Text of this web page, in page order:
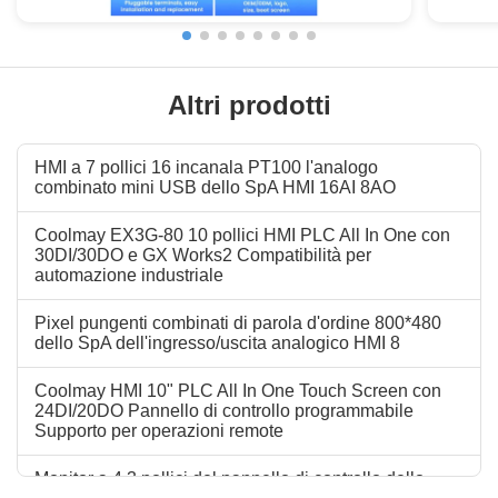
VIDEO
Controller All-In-One HMI PLC Serie
Coolmay EX3U da 4.3 pollici con
12DI/12DO e RS232 RS485 per
l'automazione industriale
Ottieni Il Miglior Prezzo
PLC
Altri prodotti
HMI a 7 pollici 16 incanala PT100 l'analogo
combinato mini USB dello SpA HMI 16AI 8AO
Coolmay EX3G-80 10 pollici HMI PLC All In One con
30DI/30DO e GX Works2 Compatibilità per
automazione industriale
Pixel pungenti combinati di parola d'ordine 800*480
dello SpA dell'ingresso/uscita analogico HMI 8
Coolmay HMI 10" PLC All In One Touch Screen con
24DI/20DO Pannello di controllo programmabile
Supporto per operazioni remote
Monitor a 4,3 pollici del pannello di controllo dello